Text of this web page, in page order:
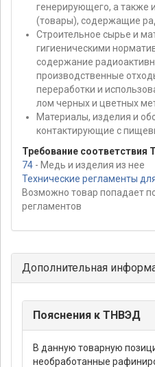
генерирующего, а также
(товары), содержащие
Строительное сырье и
гигиеническими
содержание
производственные
переработки и
лом черных и цветных
Материалы, изделия и
контактирующие с
Требование соответствия
74 - Медь и изделия из нее
Технические регламенты
Возможно товар попадает
регламентов
Дополнительная
Пояснения к ТНВЭД
В данную товарную
необработанные